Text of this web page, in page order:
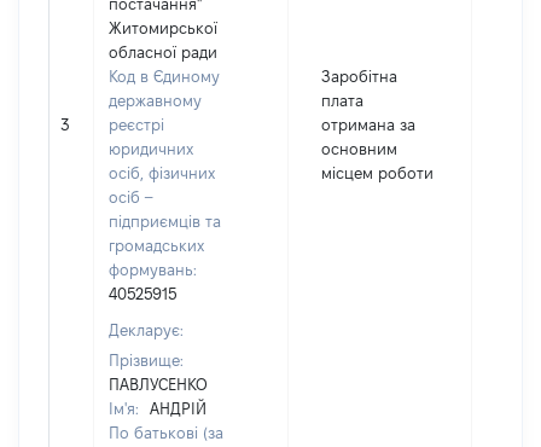
3
постачання"
Житомирської
обласної ради
Код в Єдиному
державному
реєстрі
юридичних
осіб, фізичних
осіб –
підприємців та
громадських
формувань:
40525915
Декларує:
Прізвище:
ПАВЛУСЕНКО
Ім'я:
АНДРІЙ
По батькові (за
Заробітна
плата
отримана за
основним
місцем роботи